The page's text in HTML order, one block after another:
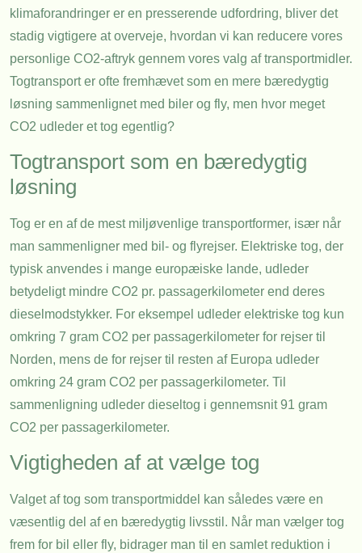
klimaforandringer er en presserende udfordring, bliver det
stadig vigtigere at overveje, hvordan vi kan reducere vores
personlige CO2-aftryk gennem vores valg af transportmidler.
Togtransport er ofte fremhævet som en mere bæredygtig
løsning sammenlignet med biler og fly, men hvor meget
CO2 udleder et tog egentlig?
Togtransport som en bæredygtig
løsning
Tog er en af de mest miljøvenlige transportformer, især når
man sammenligner med bil- og flyrejser. Elektriske tog, der
typisk anvendes i mange europæiske lande, udleder
betydeligt mindre CO2 pr. passagerkilometer end deres
dieselmodstykker. For eksempel udleder elektriske tog kun
omkring 7 gram CO2 per passagerkilometer for rejser til
Norden, mens de for rejser til resten af Europa udleder
omkring 24 gram CO2 per passagerkilometer. Til
sammenligning udleder dieseltog i gennemsnit 91 gram
CO2 per passagerkilometer.
Vigtigheden af at vælge tog
Valget af tog som transportmiddel kan således være en
væsentlig del af en bæredygtig livsstil. Når man vælger tog
frem for bil eller fly, bidrager man til en samlet reduktion i